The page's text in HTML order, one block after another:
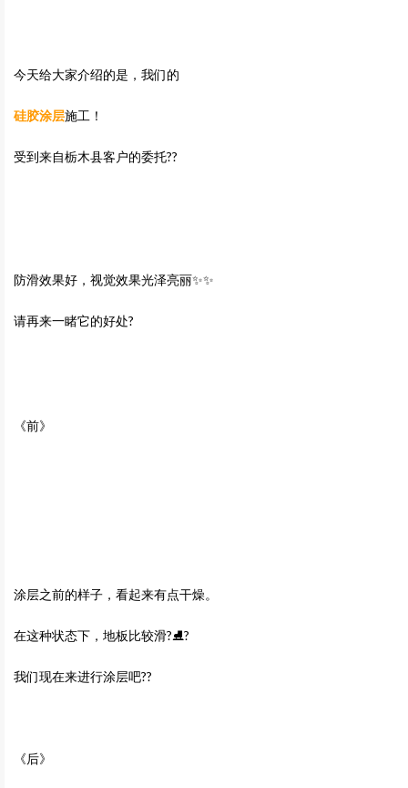
今天给大家介绍的是，我们的
硅胶涂层施工！
受到来自栃木县客户的委托??
防滑效果好，视觉效果光泽亮丽✨✨
请再来一睹它的好处?
《前》
涂层之前的样子，看起来有点干燥。
在这种状态下，地板比较滑?⛸?
我们现在来进行涂层吧?‍?
《后》